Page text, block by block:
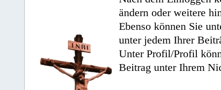
ändern oder weitere
Ebenso können Sie
unter jedem Ihrer
Unter Profil/Profil
Beitrag unter Ihrem